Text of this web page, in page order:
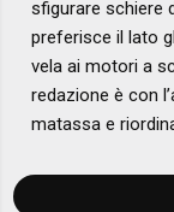
sfigurare schiere
preferisce il lato
vela ai motori a
redazione è con
matassa e